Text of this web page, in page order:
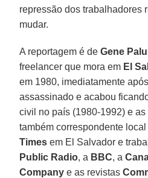
repressão dos trabalhadores
mudar.
A reportagem é deGene
freelancer que mora em El
em 1980, imediatamente após
assassinado e acabou
civil no país (1980-1992) e
também correspondente local
Times em El Salvador e
Public Radio, a BBC, a
Company e as revistas